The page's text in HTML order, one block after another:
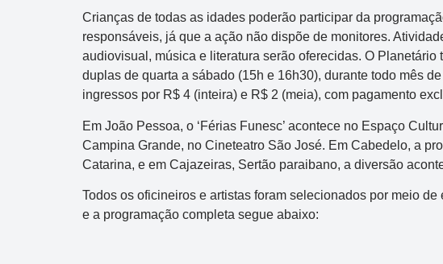
Crianças de todas as idades poderão participar da
responsáveis, já que a ação não dispõe de monitores.
audiovisual, música e literatura serão oferecidas. O
duplas de quarta a sábado (15h e 16h30), durante todo mês
ingressos por R$ 4 (inteira) e R$ 2 (meia), com pagamento
Em João Pessoa, o ‘Férias Funesc’ acontece no Espaço
Campina Grande, no Cineteatro São José. Em Cabedelo, a
Catarina, e em Cajazeiras, Sertão paraibano, a diversão
Todos os oficineiros e artistas foram selecionados por meio
e a programação completa segue abaixo: